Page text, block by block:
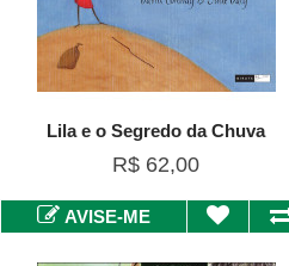
Lila e o Segredo da Chuva
R$ 62,00
AVISE-ME